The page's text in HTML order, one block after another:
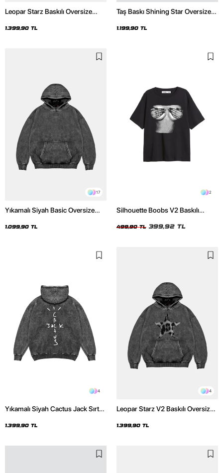
Leopar Starz Baskılı Oversize
Hoodie
1.399,90 TL
Taş Baskı Shining Star Oversize
1.199,90 TL
17
Yıkamalı Siyah Basic Oversize
1.099,90 TL
2
Silhouette Boobs V2 Baskılı
499,90 TL 399,92 TL
4
Yıkamalı Siyah Cactus Jack Sırt
1.399,90 TL
4
Leopar Starz V2 Baskılı Oversize
Hoodie
1.399,90 TL